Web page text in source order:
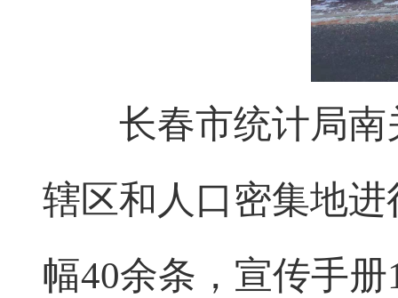
长春市统计局南
辖区和人口密集地
幅40余条，宣传手